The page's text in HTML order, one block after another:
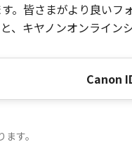
。皆さまがより良い
、キヤノンオンライン
Canon
す。